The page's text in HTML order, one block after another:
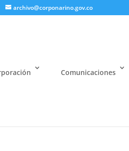
archivo@corponarino.gov.co
Comunicaciones